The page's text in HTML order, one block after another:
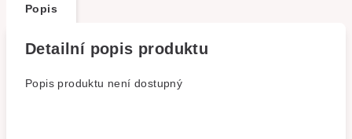
Popis
Detailní popis produktu
Popis produktu není dostupný